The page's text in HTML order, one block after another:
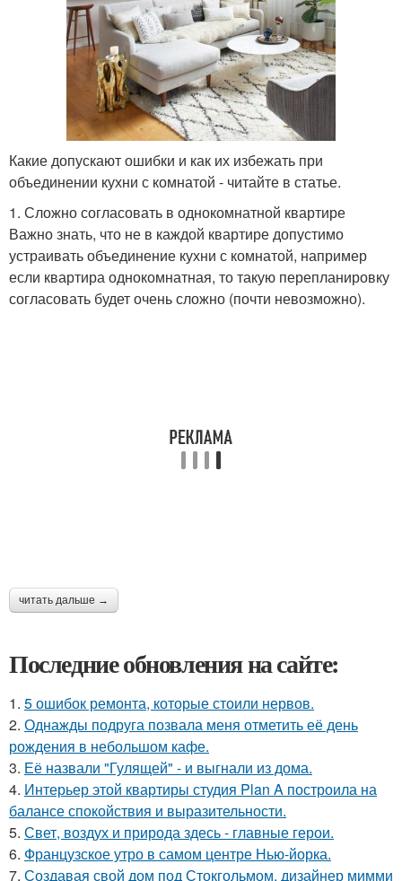
Какие допускают ошибки и как их избежать при
объединении кухни с комнатой - читайте в статье.
1. Сложно согласовать в однокомнатной квартире
Важно знать, что не в каждой квартире допустимо
устраивать объединение кухни с комнатой, например
если квартира однокомнатная, то такую перепланировку
согласовать будет очень сложно (почти невозможно).
читать дальше →
Последние обновления на сайте:
1. 5 ошибок ремонта, которые стоили нервов.
2. Однажды подруга позвала меня отметить её день
рождения в небольшом кафе.
3. Её назвали "Гулящей" - и выгнали из дома.
4. Интерьер этой квартиры студия Plan A построила на
балансе спокойствия и выразительности.
5. Свет, воздух и природа здесь - главные герои.
6. Французское утро в самом центре Нью-йорка.
7. Создавая свой дом под Стокгольмом, дизайнер мимми